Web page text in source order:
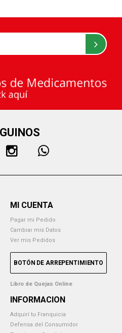
MI CUENTA
Pagar mi Pedido
Cambiar mis Datos
Ver mis Pedidos
BOTÓN DE ARREPENTIMIENTO
Libro de Quejas Online
INFORMACION
Adquirí tu Franquicia
Defensa del Consumidor